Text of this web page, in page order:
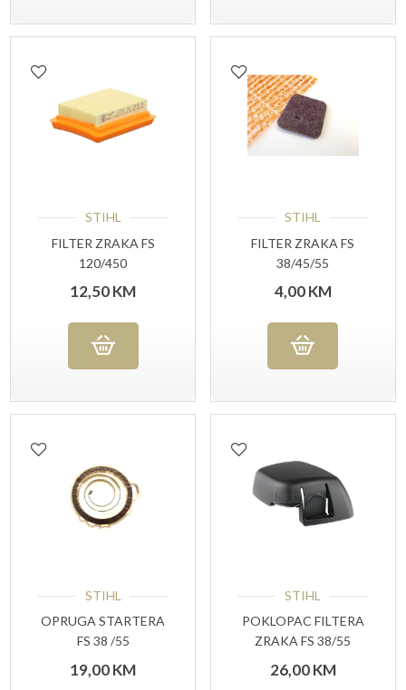
STIHL
FILTER ZRAKA FS
120/450
12,50KM
STIHL
FILTER ZRAKA FS
38/45/55
4,00KM
STIHL
OPRUGA STARTERA
FS 38 /55
OPRUGA)
19,00KM
STIHL
POKLOPAC FILTERA
ZRAKA FS 38/55
26,00KM